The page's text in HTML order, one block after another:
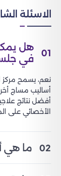
الاسئلة
01
هل
في
نعم، يسمح مركز
أساليب مساج
أفضل نتائج
الأخصائي على
02 ما هي